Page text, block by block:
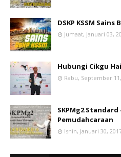
DSKP KSSM Sains
Jumaat, Januari 03,
Hubungi Cikgu
Rabu, September
SKPMg2
Pemudahcaraan
Isnin, Januari 30,